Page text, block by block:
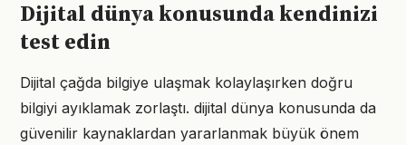
Dijital dünya konusunda kendinizi
test edin
Dijital çağda bilgiye ulaşmak kolaylaşırken doğru
bilgiyi ayıklamak zorlaştı. dijital dünya konusunda da
güvenilir kaynaklardan yararlanmak büyük önem